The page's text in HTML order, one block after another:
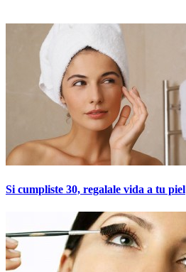
Si cumpliste 30, regalale vida a tu piel